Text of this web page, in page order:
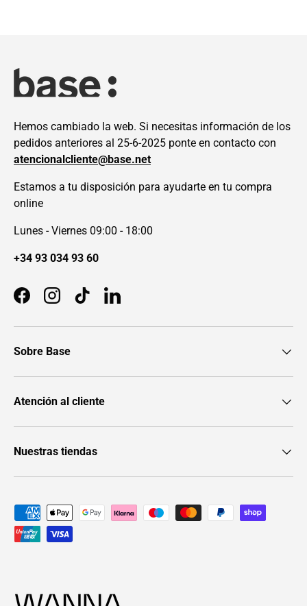
Hemos cambiado la web. Si necesitas información de los
pedidos anteriores al 25-6-2025 ponte en contacto con
atencionalcliente@base.net
Estamos a tu disposición para ayudarte en tu compra
online
Lunes - Viernes 09:00 - 18:00
+34 93 034 93 60
FacebookInstagramTikTokLinkedIn
Sobre Base
Atención al cliente
Nuestras tiendas
Formas de pago aceptadas